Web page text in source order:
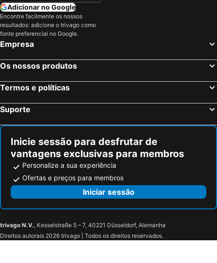
Adicionar no Google
Encontre facilmente os nossos
resultados: adicione o trivago como
fonte preferencial no Google.
Empresa
Os nossos produtos
Termos e políticas
Suporte
Inicie sessão para desfrutar de
vantagens exclusivas para membros
Personalize a sua experiência
Ofertas e preços para membros
Iniciar sessão
trivago N.V., Kesselstraße 5 – 7, 40221 Düsseldorf, Alemanha
Direitos autorais 2026 trivago | Todos os direitos reservados.